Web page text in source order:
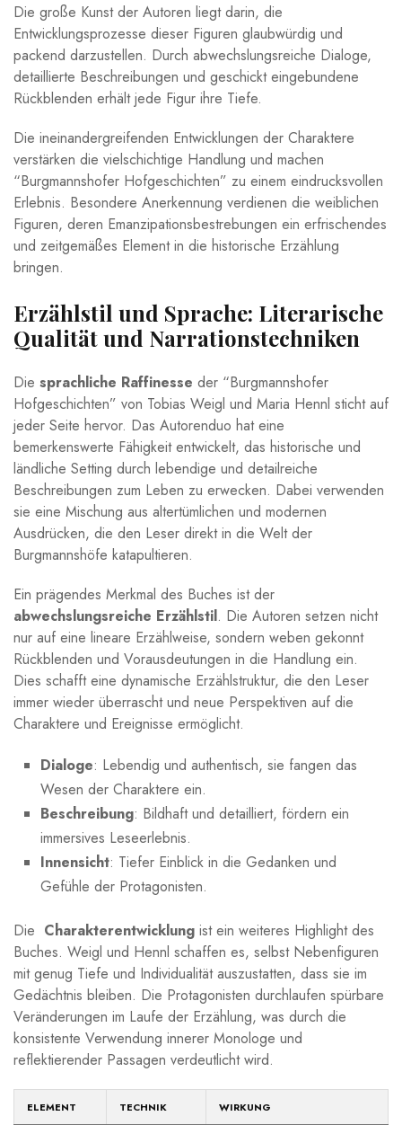
Die große Kunst​ der ​Autoren liegt darin,⁤ die
Entwicklungsprozesse⁣ dieser​ Figuren glaubwürdig und
packend darzustellen.⁣ Durch abwechslungsreiche Dialoge,
detaillierte Beschreibungen und geschickt eingebundene‌
Rückblenden ‍erhält jede ⁣Figur ihre Tiefe.
Die ineinandergreifenden Entwicklungen der Charaktere
verstärken die ⁤vielschichtige ‍Handlung und machen
“Burgmannshofer Hofgeschichten” zu ‌einem eindrucksvollen
⁢Erlebnis. Besondere Anerkennung verdienen die weiblichen
Figuren, deren Emanzipationsbestrebungen ein erfrischendes
und zeitgemäßes‍ Element in⁣ die historische Erzählung⁣
bringen.
Erzählstil ⁤und Sprache: Literarische
Qualität und Narrationstechniken
Die sprachliche Raffinesse der “Burgmannshofer
Hofgeschichten” von Tobias Weigl und Maria Hennl sticht ⁤auf
jeder‍ Seite⁤ hervor. Das Autorenduo hat eine
bemerkenswerte Fähigkeit entwickelt, ⁢das historische ⁤und
ländliche Setting durch lebendige und detailreiche
Beschreibungen​ zum Leben​ zu⁣ erwecken. Dabei ⁣verwenden
sie eine‌ Mischung aus altertümlichen und modernen
Ausdrücken,​ die ⁢den ‌Leser‌ direkt in die‌ Welt der
Burgmannshöfe katapultieren.
Ein prägendes Merkmal des​ Buches​ ist der ​
abwechslungsreiche Erzählstil. Die Autoren setzen⁤ nicht
nur​ auf eine lineare‍ Erzählweise, sondern ⁢weben gekonnt
Rückblenden und Vorausdeutungen ​in die Handlung ein.​
Dies schafft eine dynamische Erzählstruktur, die den Leser
immer wieder überrascht und neue‌ Perspektiven auf die‌
Charaktere und Ereignisse ermöglicht.
Dialoge: Lebendig und authentisch, sie ⁣fangen das
Wesen der Charaktere ein.
Beschreibung: Bildhaft und detailliert, fördern ⁤ein‍
immersives ​Leseerlebnis.
Innensicht: Tiefer Einblick in die Gedanken und
Gefühle ‍der Protagonisten.
Die ‍ Charakterentwicklung ist ein weiteres Highlight des
Buches. Weigl und Hennl schaffen es, selbst Nebenfiguren
mit genug Tiefe und Individualität auszustatten, dass sie im
Gedächtnis‌ bleiben. Die Protagonisten durchlaufen spürbare
Veränderungen im ​Laufe der Erzählung, was durch die
konsistente⁤ Verwendung innerer Monologe und ​
reflektierender Passagen verdeutlicht‌ wird.
ELEMENT TECHNIK WIRKUNG